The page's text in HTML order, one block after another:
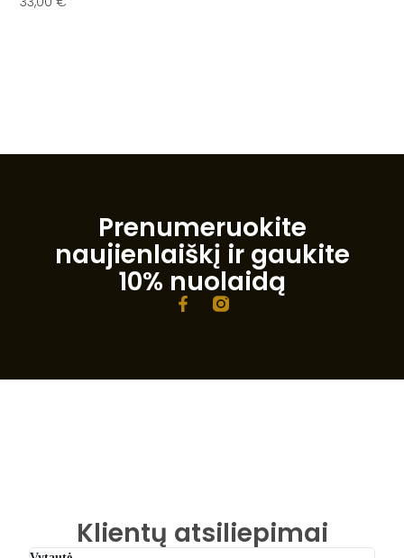
Prenumeruokite
naujienlaiškį ir gaukite
10% nuolaidą
F
o
Klientų atsiliepimai